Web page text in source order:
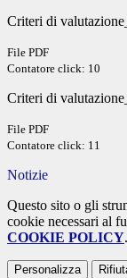
Criteri di
File PDF
Contatore click: 10
Criteri di
File PDF
Contatore click: 11
Notizie
Questo sito o gli
cookie necessari al
COOKIE POLICY.
Personalizza